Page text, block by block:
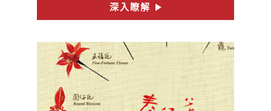
式均有不同的見解，也都成為公館紅棗的
#曬日頭
深入瞭解